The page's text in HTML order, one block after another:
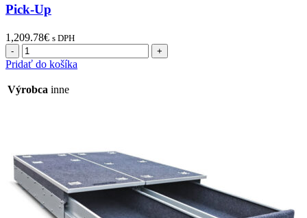
Pick-Up
1,209.78€ s DPH
Pridať do košíka
Výrobca inne